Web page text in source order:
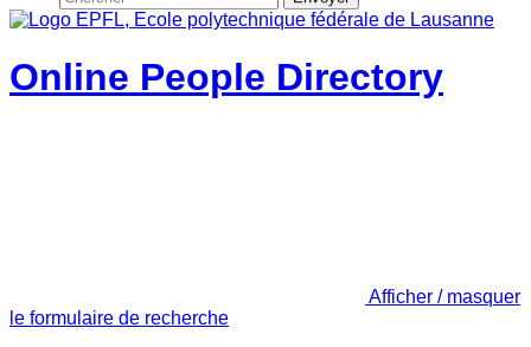
Online People Directory
Afficher / masquer
le formulaire de recherche